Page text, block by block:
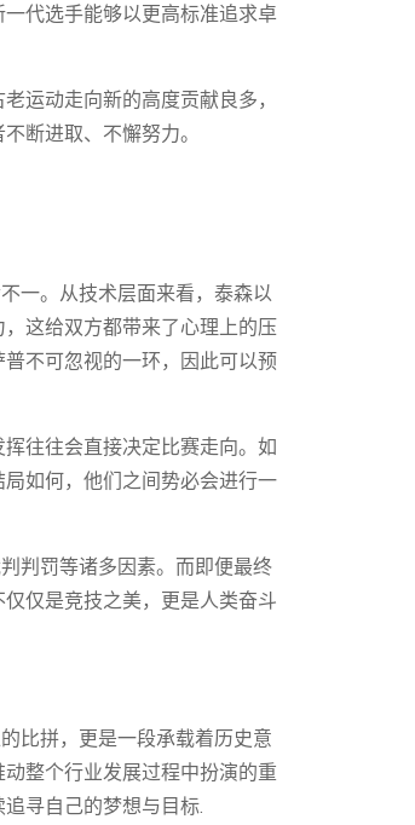
代选手能够以更高标准追求卓
运动走向新的高度贡献良多，
断进取、不懈努力。
一。从技术层面来看，泰森以
这给双方都带来了心理上的压
不可忽视的一环，因此可以预
往往会直接决定比赛走向。如
如何，他们之间势必会进行一
判罚等诸多因素。而即便最终
仅是竞技之美，更是人类奋斗
比拼，更是一段承载着历史意
整个行业发展过程中扮演的重
寻自己的梦想与目标.